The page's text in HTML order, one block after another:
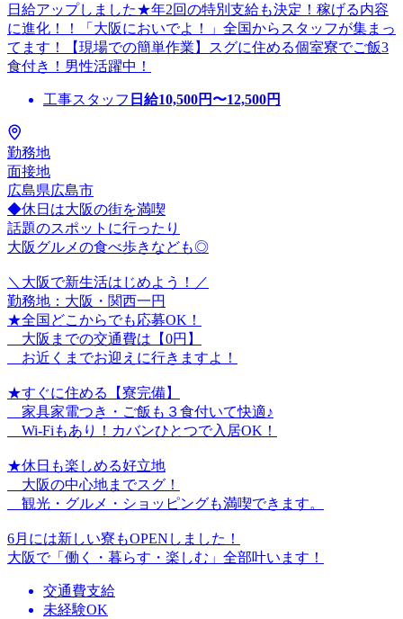
日給アップしました★年2回の特別支給も決定！稼げる内容
に進化！！「大阪においでよ！」全国からスタッフが集まっ
てます！【現場での簡単作業】スグに住める個室寮でご飯3
食付き！男性活躍中！
工事スタッフ 日給10,500円〜12,500円
勤務地
面接地
広島県広島市
◆休日は大阪の街を満喫
話題のスポットに行ったり
大阪グルメの食べ歩きなども◎
＼大阪で新生活はじめよう！／
勤務地：大阪・関西一円
★全国どこからでも応募OK！
大阪までの交通費は【0円】
お近くまでお迎えに行きますよ！
★すぐに住める【寮完備】
家具家電つき・ご飯も３食付いて快適♪
Wi-Fiもあり！カバンひとつで入居OK！
★休日も楽しめる好立地
大阪の中心地までスグ！
観光・グルメ・ショッピングも満喫できます。
6月には新しい寮もOPENしました！
大阪で「働く・暮らす・楽しむ」全部叶います！
交通費支給
未経験OK